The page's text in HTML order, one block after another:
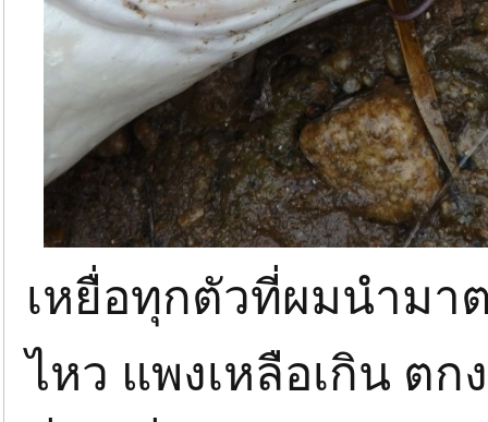
เหยื่อทุกตัวที่ผมนำมา
ไหว แพงเหลือเกิน ต